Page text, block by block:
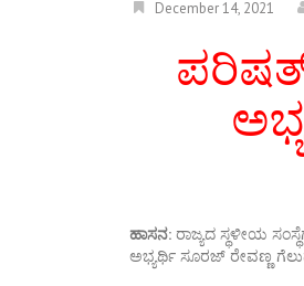
December 14, 2021
ಹಾಸನ: ರಾಜ್ಯದ ಸ್ಥಳೀಯ
ಅಭ್ಯರ್ಥಿ ಸೂರಜ್ ರೇವಣ್ಣ